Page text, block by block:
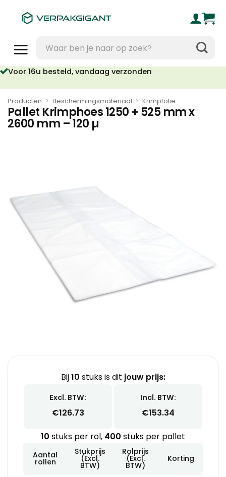
naar:
16u besteld, vandaag verzonden
Producten > Beschermingsmateriaal > Krimpfolie
Pallet Krimphoes 1250 + 525 mm x
2600 mm – 120 µ
Bij10 stuks is dit jouw prijs:
Excl. BTW:
€126.73
Incl. BTW:
€153.34
10 stuks per rol, 400 stuks per pallet
Aantal
rollen
Stukprijs
(Excl.
BTW)
Rolprijs
(Excl.
BTW)
Korting